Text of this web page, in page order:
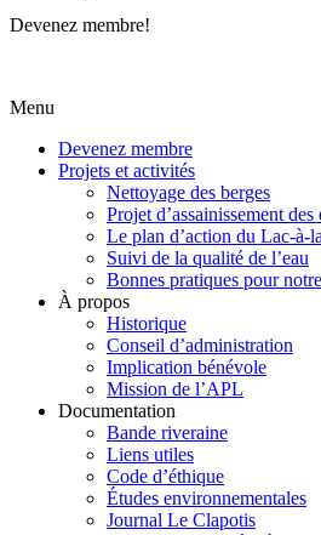
Devenez membre!
Menu
Devenez membre
Projets et activités
Nettoyage des berges
Projet d’assainissement des
Le plan d’action du Lac-à-
Suivi de la qualité de l’eau
Bonnes pratiques pour
À propos
Historique
Conseil d’administration
Implication bénévole
Mission de l’APL
Documentation
Bande riveraine
Liens utiles
Code d’éthique
Études environnementales
Journal Le Clapotis